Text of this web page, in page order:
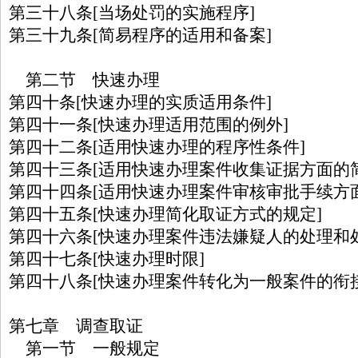
第三十八条[当场处罚的实施程序]
第三十九条[简易程序的适用和备案]
第二节 快速办理
第四十条[快速办理的实质适用条件]
第四十一条[快速办理适用范围的例外]
第四十二条[适用快速办理的程序性条件]
第四十三条[适用快速办理案件收集证据方面的
第四十四条[适用快速办理案件审核审批手续方
第四十五条[快速办理简化取证方式的规定]
第四十六条[快速办理案件违法嫌疑人的处理和
第四十七条[快速办理时限]
第四十八条[快速办理案件转化为一般案件的衔
第七章 调查取证
第一节 一般规定